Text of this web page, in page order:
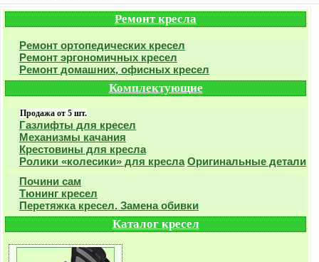
Ремонт кресла
Ремонт ортопедических кресел
Ремонт эргономичных кресел
Ремонт домашних, офисных кресел
Комплектующие
Продажа от 5 шт.
Газлифты для кресел
Механизмы качания
Крестовины для кресла
Ролики «колесики» для кресла Оригинальные детали
Почини сам
Тюнинг кресел
Перетяжка кресел. Замена обивки
Каталог кресел